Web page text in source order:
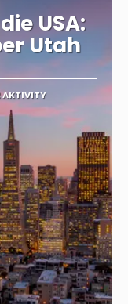
USA:
Utah
AKTIVITY